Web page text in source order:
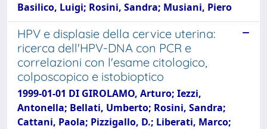
Basilico, Luigi; Rosini, Sandra; Musiani, Piero
HPV e displasie della cervice uterina:
ricerca dell'HPV-DNA con PCR e
correlazioni con l'esame citologico,
colposcopico e istobioptico
1999-01-01 DI GIROLAMO, Arturo; Iezzi,
Antonella; Bellati, Umberto; Rosini, Sandra;
Cattani, Paola; Pizzigallo, D.; Liberati, Marco;